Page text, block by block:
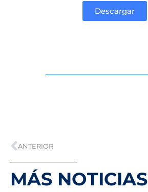
Descargar
ANTERIOR
MÁS NOTICIAS